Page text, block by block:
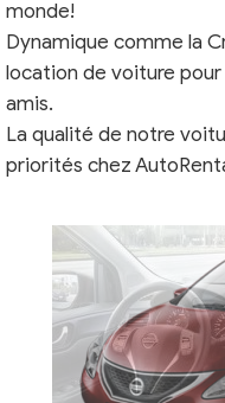
monde!
Dynamique comme la
location de voiture
amis.
La qualité de notre
priorités chez